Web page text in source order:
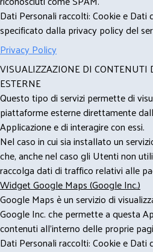
Dati Personali raccolti: Cookie e
specificato dalla privacy policy del
Privacy Policy
VISUALIZZAZIONE DI CONTENUTI
ESTERNE
Questo tipo di servizi permette di
piattaforme esterne direttamente
Applicazione e di interagire con essi.
Nel caso in cui sia installato un
che, anche nel caso gli Utenti non
raccolga dati di traffico relativi alle
Widget Google Maps (Google Inc.)
Google Maps è un servizio di
Google Inc. che permette a questa
contenuti all'interno delle proprie
Dati Personali raccolti: Cookie e Dati